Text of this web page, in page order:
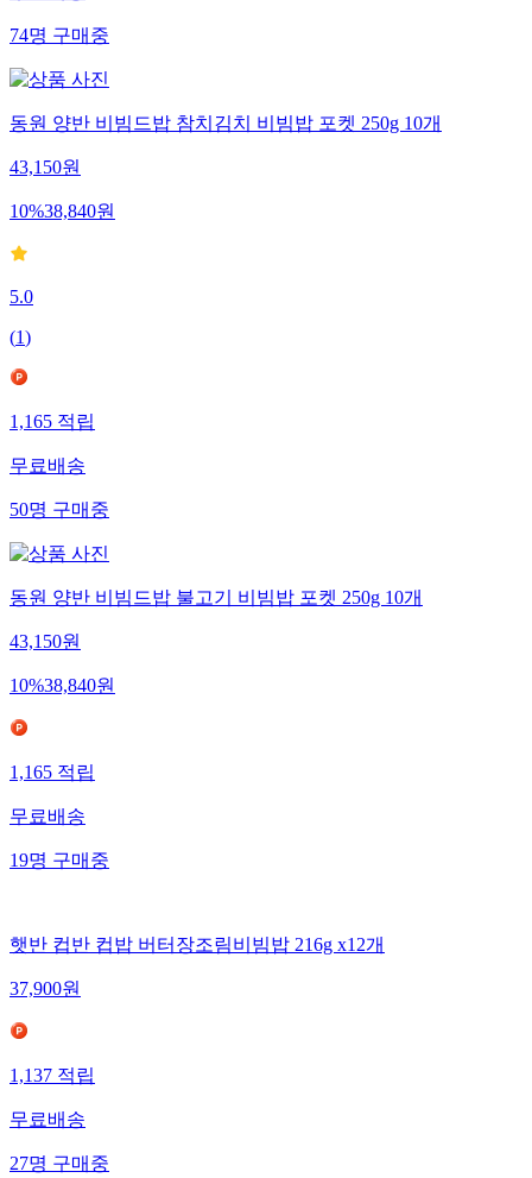
74명구매중
동원 양반 비빔드밥 참치김치 비빔밥 포켓 250g 10개
43,150원
10%38,840원
5.0
(1)
1,165적립
무료배송
50명구매중
동원 양반 비빔드밥 불고기 비빔밥 포켓 250g 10개
43,150원
10%38,840원
1,165적립
무료배송
19명구매중
햇반 컵반 컵밥 버터장조림비빔밥 216g x12개
37,900원
1,137적립
무료배송
27명구매중